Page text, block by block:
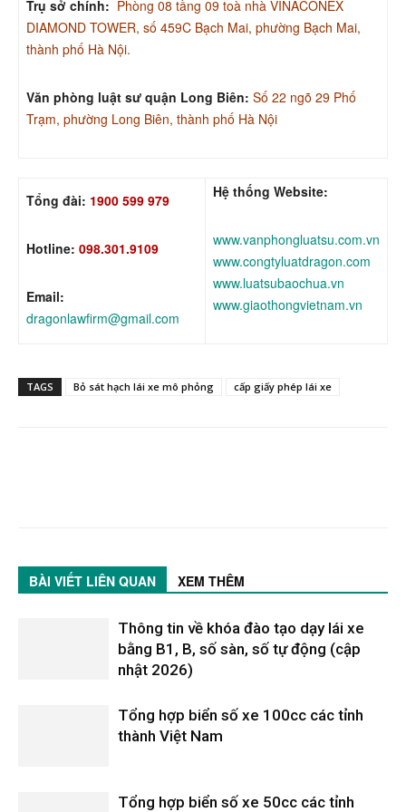
Trụ sở chính: Phòng 08 tầng 09 toà nhà VINACONEX
DIAMOND TOWER, số 459C Bạch Mai, phường Bạch Mai,
thành phố Hà Nội.
Văn phòng luật sư quận Long Biên: Số 22 ngõ 29 Phố
Trạm, phường Long Biên, thành phố Hà Nội
Tổng đài: 1900 599 979
Hotline: 098.301.9109
Email:
dragonlawfirm@gmail.com
Hệ thống Website:
www.vanphongluatsu.com.vn
www.congtyluatdragon.com
www.luatsubaochua.vn
www.giaothongvietnam.vn
TAGS Bỏ sát hạch lái xe mô phỏng cấp giấy phép lái xe
BÀI VIẾT LIÊN QUAN XEM THÊM
Thông tin về khóa đào tạo dạy lái xe
bằng B1, B, số sàn, số tự động (cập
nhật 2026)
Tổng hợp biển số xe 100cc các tỉnh
thành Việt Nam
Tổng hợp biển số xe 50cc các tỉnh